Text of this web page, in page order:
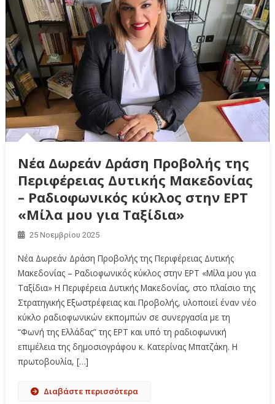
Νέα Δωρεάν Δράση Προβολής της
Περιφέρειας Δυτικής Μακεδονίας
– Ραδιοφωνικός κύκλος στην ΕΡΤ
«Μίλα μου για Ταξίδια»
25 Νοεμβρίου 2025
Νέα Δωρεάν Δράση Προβολής της Περιφέρειας Δυτικής
Μακεδονίας – Ραδιοφωνικός κύκλος στην ΕΡΤ «Μίλα μου για
Ταξίδια» Η Περιφέρεια Δυτικής Μακεδονίας, στο πλαίσιο της
Στρατηγικής Εξωστρέφειας και Προβολής, υλοποιεί έναν νέο
κύκλο ραδιοφωνικών εκπομπών σε συνεργασία με τη
“Φωνή της Ελλάδας” της ΕΡΤ και υπό τη ραδιοφωνική
επιμέλεια της δημοσιογράφου κ. Κατερίνας Μπατζάκη. Η
πρωτοβουλία, […]
Διαβάστε περισσότερα